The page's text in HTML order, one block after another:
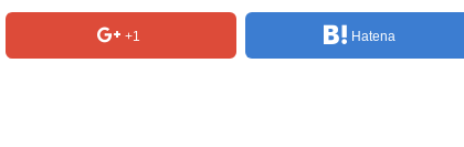
+1 Hatena